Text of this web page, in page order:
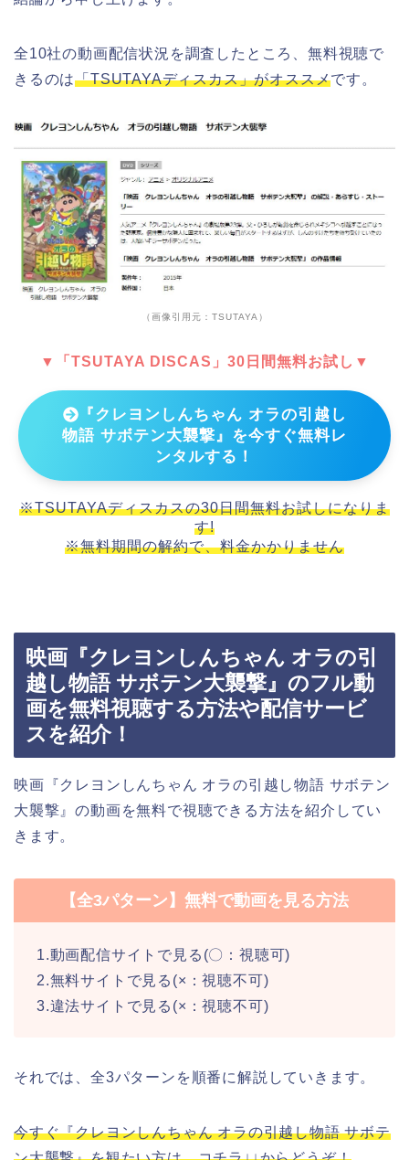
全10社の動画配信状況を調査したところ、無料視聴で
きるのは「TSUTAYAディスカス」がオススメです。
（画像引用元：TSUTAYA）
▼「TSUTAYA DISCAS」30日間無料お試し▼
『クレヨンしんちゃん オラの引越し
物語 サボテン大襲撃』を今すぐ無料レ
ンタルする！
※TSUTAYAディスカスの30日間無料お試しになりま
す!
※無料期間の解約で、料金かかりません
映画『クレヨンしんちゃん オラの引
越し物語 サボテン大襲撃』のフル動
画を無料視聴する方法や配信サービ
スを紹介！
映画『クレヨンしんちゃん オラの引越し物語 サボテン
大襲撃』の動画を無料で視聴できる方法を紹介してい
きます。
【全3パターン】無料で動画を見る方法
1.動画配信サイトで見る(〇：視聴可)
2.無料サイトで見る(×：視聴不可)
3.違法サイトで見る(×：視聴不可)
それでは、全3パターンを順番に解説していきます。
今すぐ『クレヨンしんちゃん オラの引越し物語 サボテ